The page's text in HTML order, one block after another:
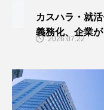
カスハラ・就
義務化、企業
2026.07.22